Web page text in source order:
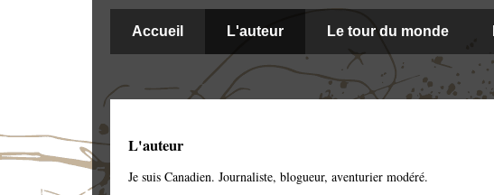
Accueil L'auteur Le tour du monde
L'auteur
Je suis Canadien. Journaliste, blogueur, aventurier modéré.